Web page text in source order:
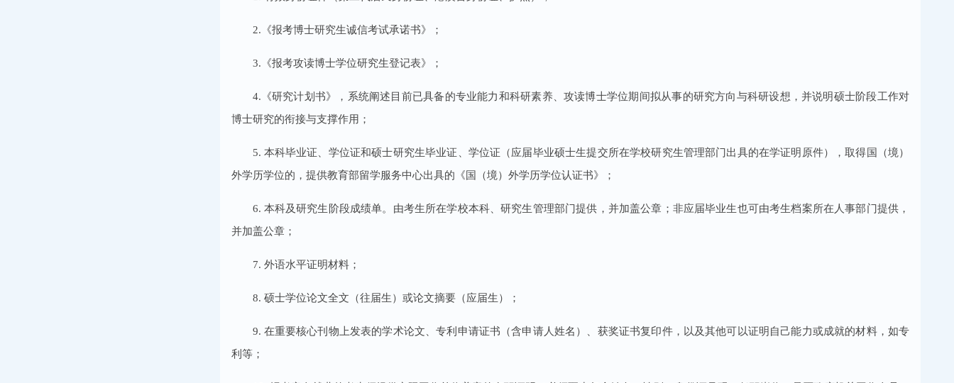
2.《报考博士研究生诚信考试承诺书》；
3.《报考攻读博士学位研究生登记表》；
4.《研究计划书》，系统阐述目前已具备的专业能力和科研素养、攻读博士学位期间拟从事的研究方向与科研设想，并说明硕士阶段工作对
博士研究的衔接与支撑作用；
5. 本科毕业证、学位证和硕士研究生毕业证、学位证（应届毕业硕士生提交所在学校研究生管理部门出具的在学证明原件），取得国（境）
外学历学位的，提供教育部留学服务中心出具的《国（境）外学历学位认证书》；
6. 本科及研究生阶段成绩单。由考生所在学校本科、研究生管理部门提供，并加盖公章；非应届毕业生也可由考生档案所在人事部门提供，
并加盖公章；
7. 外语水平证明材料；
8. 硕士学位论文全文（往届生）或论文摘要（应届生）；
9. 在重要核心刊物上发表的学术论文、专利申请证书（含申请人姓名）、获奖证书复印件，以及其他可以证明自己能力或成就的材料，如专
利等；